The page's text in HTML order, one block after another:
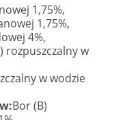
1,75%,
1,75%,
4%,
rozpuszczalny w
w wodzie
Bor (B)